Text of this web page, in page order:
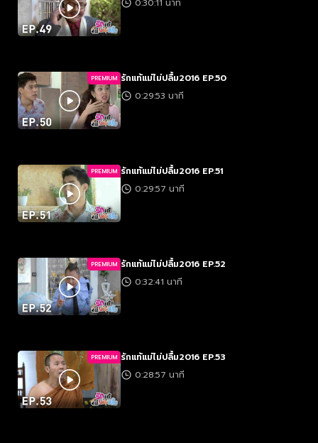
0:30:11 นาที
PREMIUM รักแท้แม่ไม่ปลื้ม2016 EP.50
0:29:53 นาที
PREMIUM รักแท้แม่ไม่ปลื้ม2016 EP.51
0:29:57 นาที
PREMIUM รักแท้แม่ไม่ปลื้ม2016 EP.52
0:32:41 นาที
PREMIUM รักแท้แม่ไม่ปลื้ม2016 EP.53
0:28:57 นาที